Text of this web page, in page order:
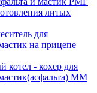
литых
для
на прицепе
котел - кохер для
MM